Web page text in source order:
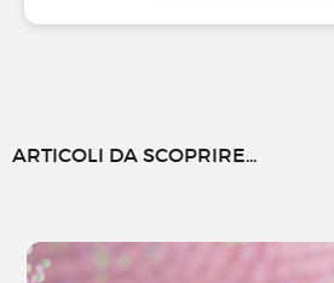
ARTICOLI DA SCOPRIRE...